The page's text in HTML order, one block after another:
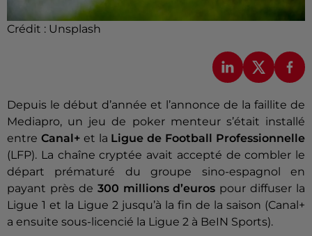
Crédit : Unsplash
Depuis le début d’année et l’annonce de la faillite de
Mediapro, un jeu de poker menteur s’était installé
entre Canal+et la Ligue de Football Professionnelle
(LFP). La chaîne cryptée avait accepté de combler le
départ prématuré du groupe sino-espagnol en
payant près de 300 millions d’euros pour diffuser la
Ligue 1 et la Ligue 2 jusqu’à la fin de la saison (Canal+
a ensuite sous-licencié la Ligue 2 à BeIN Sports).